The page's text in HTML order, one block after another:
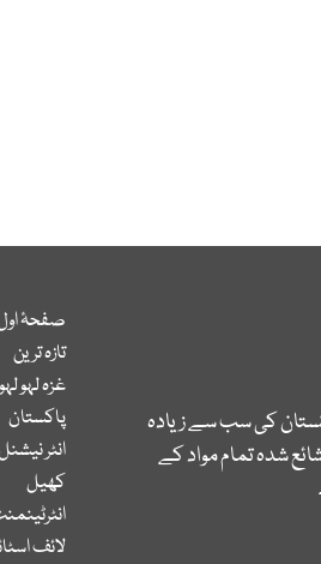
کی سب سے زیادہ
شدہ تمام مواد کے
صفحۂ
تازہ ترین
غزہ لہو
پاکستان
انٹر
کھیل
لائف